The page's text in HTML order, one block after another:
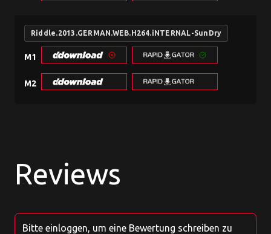
Riddle.2013.GERMAN.WEB.H264.iNTERNAL-SunDry
M1
M2
Reviews
Bitte einloggen, um eine Bewertung schreiben zu